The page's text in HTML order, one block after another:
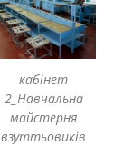
кабінет
2_Навчальна
майстерня
взуттьовиків